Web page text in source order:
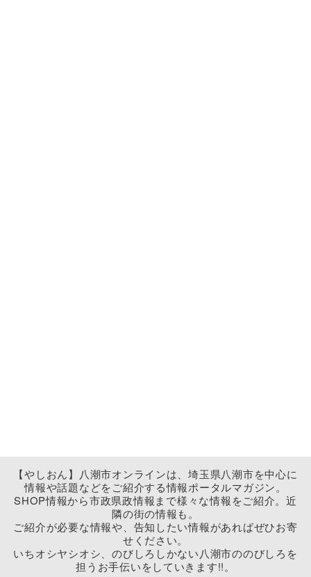
【やしおん】八潮市オンラインは、埼玉県八潮市を中心に
情報や話題などをご紹介する情報ポータルマガジン。
SHOP情報から市政県政情報まで様々な情報をご紹介。近
隣の街の情報も。
ご紹介が必要な情報や、告知したい情報があればぜひお寄
せください。
いちオシヤシオシ、のびしろしかない八潮市ののびしろを
担うお手伝いをしていきます!!。